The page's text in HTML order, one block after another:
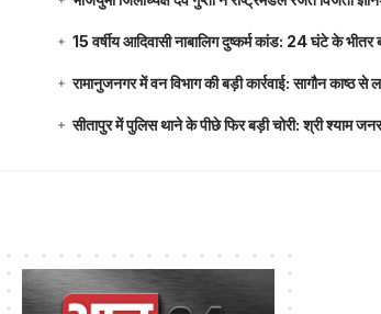
15 वर्षीय आदिवासी नाबालिग दुष्कर्म कांड: 24 घंटे के
रामानुजनगर में वन विभाग की बड़ी कार्रवाई: सागौन काष्ठ से
सीतापुर में पुलिस थाने के पीछे फिर बड़ी चोरी: श्री श्याम